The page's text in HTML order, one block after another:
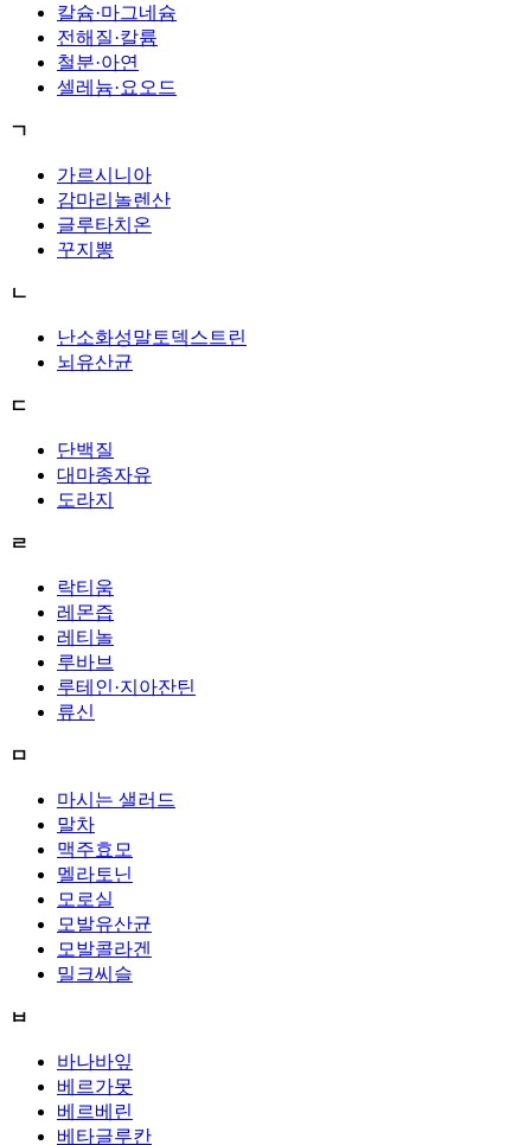
칼슘·마그네슘
전해질·칼륨
철분·아연
셀레늄·요오드
ㄱ
가르시니아
감마리놀렌산
글루타치온
꾸지뽕
ㄴ
난소화성말토덱스트린
뇌유산균
ㄷ
단백질
대마종자유
도라지
ㄹ
락티움
레몬즙
레티놀
루바브
루테인·지아잔틴
류신
ㅁ
마시는 샐러드
말차
맥주효모
멜라토닌
모로실
모발유산균
모발콜라겐
밀크씨슬
ㅂ
바나바잎
베르가못
베르베린
베타글루칸